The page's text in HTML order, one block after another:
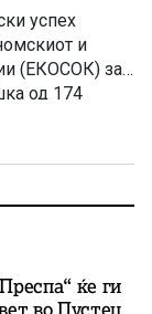
успех
и
(ЕКОСОК) за
од 174
ја
дека за
ќе ги